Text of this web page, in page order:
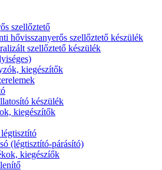
szellőztető
hővisszanyerős szellőztető készülék
szellőztető készülék
kiegészítők
készülék
kiegészítők
(légtisztító-párásító)
kiegészíők